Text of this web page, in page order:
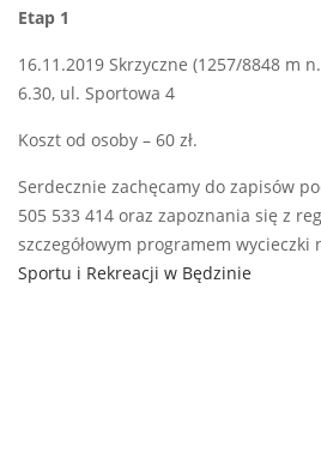
Etap 1
16.11.2019 Skrzyczne (1257/8848 m
6.30, ul. Sportowa 4
Koszt od osoby – 60 zł.
Serdecznie zachęcamy do zapisów
505 533 414 oraz zapoznania się z
szczegółowym programem wycieczki
Sportu i Rekreacji w Będzinie